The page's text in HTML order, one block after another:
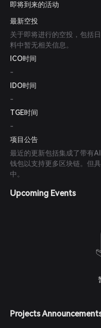
即将到来的活动
最新空投
关于即将进行的空投，包括
料中暂无相关信息。
ICO时间
-
IDO时间
-
TGE时间
-
项目公告
最近的更新包括集成了带有
钱包以支持更多区块链。但
中。
Upcoming Events
Projects